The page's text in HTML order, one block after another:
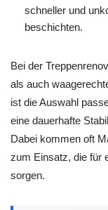
schneller und
beschichten.
Bei der
als auch
ist die Auswahl
eine dauerhafte
Dabei kommen oft
zum Einsatz, die für
sorgen.